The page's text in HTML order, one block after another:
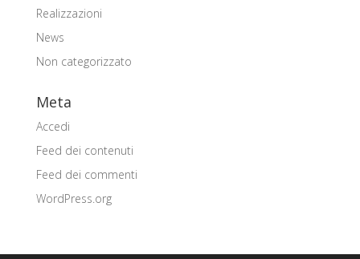
Realizzazioni
News
Non categorizzato
Meta
Accedi
Feed dei contenuti
Feed dei commenti
WordPress.org